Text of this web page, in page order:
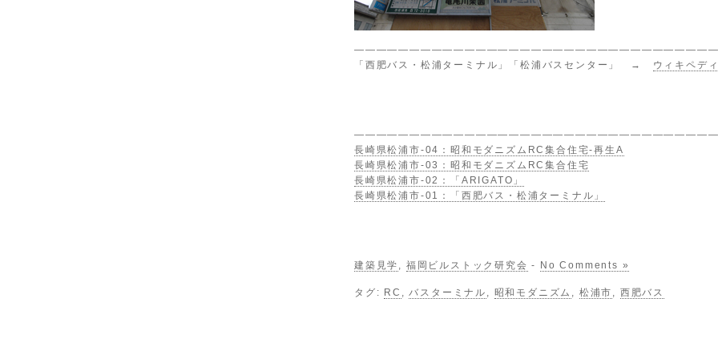
「西肥バス・松浦ターミナル」「松浦バスセンター」 → ウィキペデ
長崎県松浦市-04：昭和モダニズムRC集合住宅-再生A
長崎県松浦市-03：昭和モダニズムRC集合住宅
長崎県松浦市-02：「ARIGATO」
長崎県松浦市-01：「西肥バス・松浦ターミナル」
建築見学 , 福岡ビルストック研究会 - No Comments »
タグ: RC ,バスターミナル , 昭和モダニズム , 松浦市 , 西肥バス